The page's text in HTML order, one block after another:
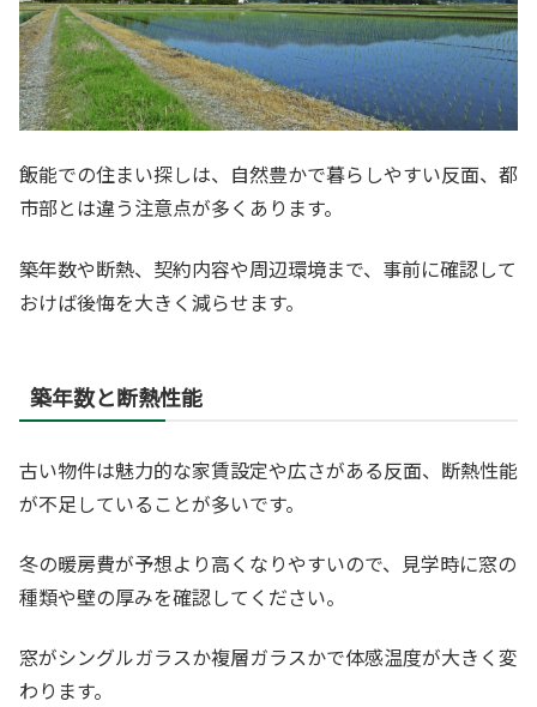
飯能での住まい探しは、自然豊かで暮らしやすい反面、都
市部とは違う注意点が多くあります。
築年数や断熱、契約内容や周辺環境まで、事前に確認して
おけば後悔を大きく減らせます。
築年数と断熱性能
古い物件は魅力的な家賃設定や広さがある反面、断熱性能
が不足していることが多いです。
冬の暖房費が予想より高くなりやすいので、見学時に窓の
種類や壁の厚みを確認してください。
窓がシングルガラスか複層ガラスかで体感温度が大きく変
わります。